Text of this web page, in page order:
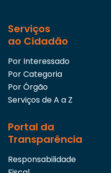
Serviços
ao Cidadão
Por Interessado
Por Categoria
Por Órgão
Serviços de A a Z
Portal da
Transparência
Responsabilidade